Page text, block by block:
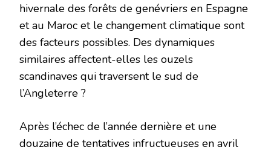
hivernale des forêts de genévriers en Espagne
et au Maroc et le changement climatique sont
des facteurs possibles. Des dynamiques
similaires affectent-elles les ouzels
scandinaves qui traversent le sud de
l’Angleterre ?
Après l’échec de l’année dernière et une
douzaine de tentatives infructueuses en avril